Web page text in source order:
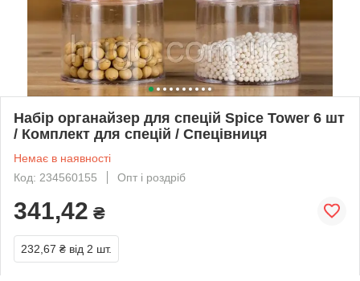
Набір органайзер для спецій Spice Tower 6 шт
/ Комплект для спецій / Спецівниця
Немає в наявності
Код: 234560155
Опт і роздріб
341,42 ₴
232,67 ₴ від 2 шт.